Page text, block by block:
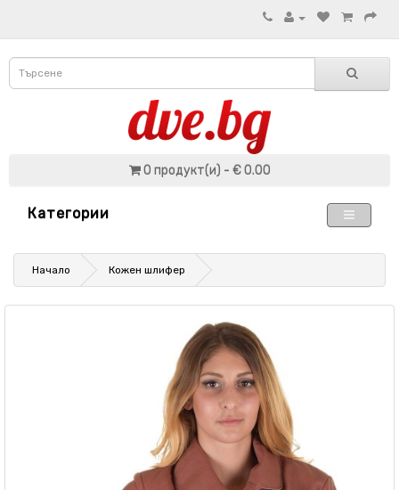
0 продукт(и) - € 0.00
Категории
Начало Кожен шлифер